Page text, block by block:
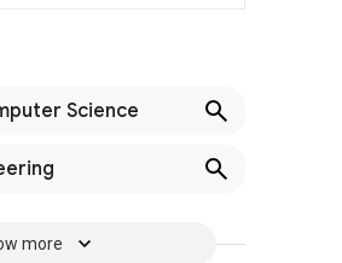
Science
more